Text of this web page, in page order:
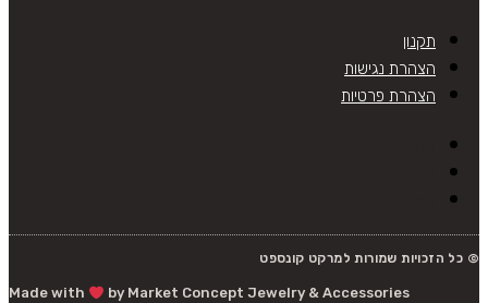
תקנון
הצהרת נגישות
הצהרת פרטיות
© כל הזכויות שמורות למרקט קונספט
Made with
by Market Concept Jewelry & Accessories